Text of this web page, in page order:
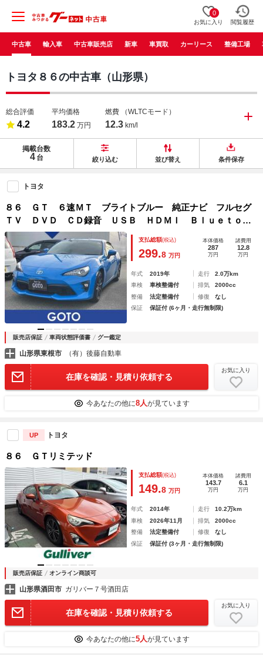
0
お気に入り 閲覧履歴
中古車 輸入車 中古車販売店 新車 車買取 カーリース 整備工場
トヨタ８６の中古車（山形県）
総合評価
4.2
平均価格
183.2 万円
燃費 （WLTCモード）
12.3 km/l
掲載台数
4 台 絞り込む 並び替え 条件保存
トヨタ
８６ ＧＴ ６速ＭＴ ブライトブルー 純正ナビ フルセグ
ＴＶ ＤＶＤ ＣＤ録音 ＵＳＢ ＨＤＭＩ Ｂｌｕｅｔｏｏ
ｔｈ バックカメラ ＥＴＣ クルーズコントロール １７Ａ
Ｗ ＴＲＤガーニッシュ スカッフプレート
支払総額(税込)
299.8 万円
本体価格
287
万円
諸費用
12.8
万円
年式 2019年 走行
2.0万km
車検
車検整備付 排気
2000cc
整備
法定整備付 修復
なし
保証
保証付 (6ヶ月・走行無制限)
販売店保証 車両状態評価書 グー鑑定
山形県東根市 （有）後藤自動車
在庫を確認・見積り依頼する
お気に入り
今あなたの他に8人が見ています
UP トヨタ
８６ ＧＴリミテッド
支払総額(税込)
149.8 万円
本体価格
143.7
万円
諸費用
6.1
万円
年式 2014年 走行
10.2万km
車検
2026年11月 排気
2000cc
整備
法定整備付 修復
なし
保証
保証付 (3ヶ月・走行無制限)
販売店保証 オンライン商談可
山形県酒田市 ガリバー７号酒田店
在庫を確認・見積り依頼する
お気に入り
今あなたの他に5人が見ています